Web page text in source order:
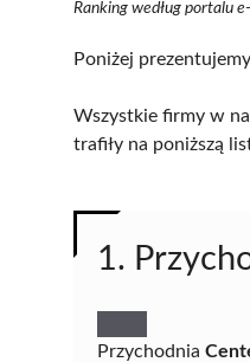
Ranking według portalu
Poniżej
Wszystkie firmy w
trafiły na poniższą
1.
Przychodnia